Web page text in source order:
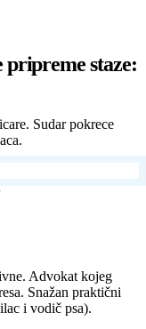
staze:
Sudar pokrece
Advokat kojeg
Snažan praktični
i vodič psa).